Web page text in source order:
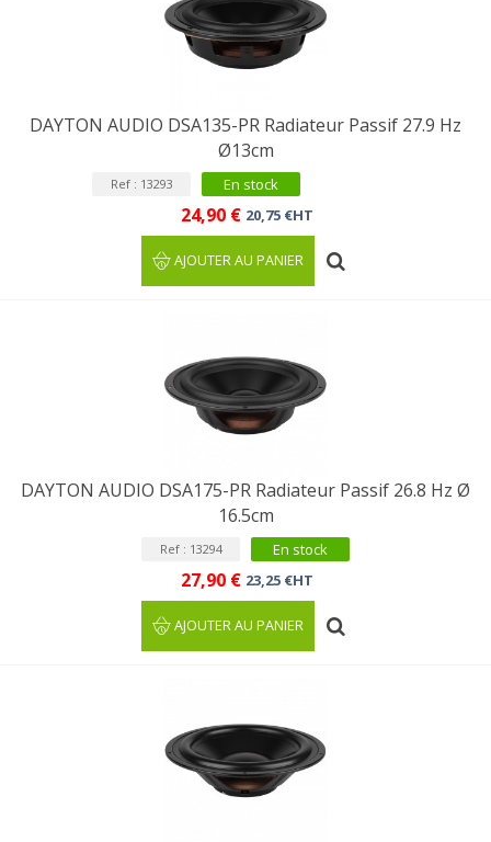
DAYTON AUDIO DSA135-PR Radiateur Passif 27.9 Hz
Ø13cm
Ref : 13293 En stock
24,90 € 20,75 €HT
AJOUTER AU PANIER
DAYTON AUDIO DSA175-PR Radiateur Passif 26.8 Hz Ø
16.5cm
Ref : 13294 En stock
27,90 € 23,25 €HT
AJOUTER AU PANIER